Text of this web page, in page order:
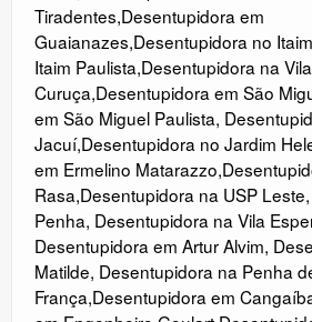
Tiradentes,Desentupidora em
Guaianazes,Desentupidora no Itaim
Itaim Paulista,Desentupidora na Vila
Curuça,Desentupidora em São
em São Miguel Paulista,
Jacuí,Desentupidora no Jardim
em Ermelino Matarazzo,
Rasa,Desentupidora na USP Leste,
Penha, Desentupidora na Vila
Desentupidora em Artur Alvim,
Matilde, Desentupidora na Penha
França,Desentupidora em